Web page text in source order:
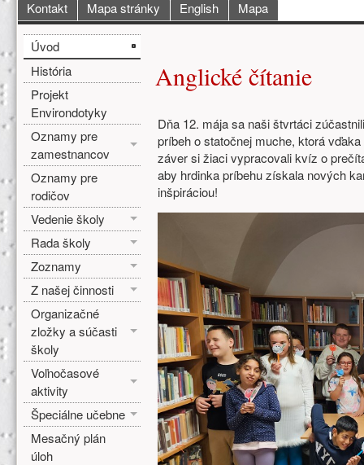
Hlavné menu
Kontakt Mapa stránky English Mapa
Bočné menu
Úvod
História
Projekt
Environdotyky
Oznamy pre
zamestnancov
Oznamy pre
rodičov
Vedenie školy
Rada školy
Zoznamy
Z našej činnosti
Organizačné
zložky a súčasti
školy
Voľnočasové
aktivity
Špeciálne učebne
Mesačný plán
úloh
Anglické čítanie
Dňa 12. mája sa naši štvrtáci
príbeh o statočnej muche, ktorá
záver si žiaci vypracovali kvíz o
aby hrdinka príbehu získala nových
inšpiráciou!